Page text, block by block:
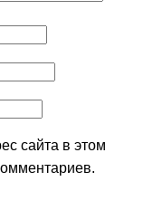
сайта в этом